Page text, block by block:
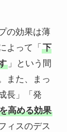
の効果は薄
よって「 下
」という間
また、まっ
長」「発
高める効果
ィスのデス